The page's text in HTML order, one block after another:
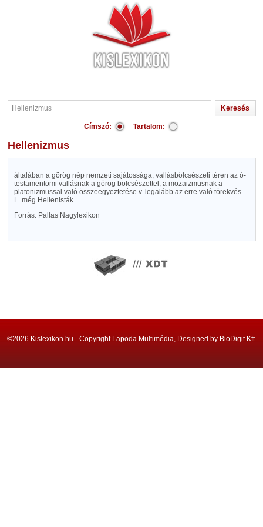
Címszó: Tartalom:
Hellenizmus
általában a görög nép nemzeti sajátossága; vallásbölcsészeti téren az ó-
testamentomi vallásnak a görög bölcsészettel, a mozaizmusnak a
platonizmussal való összeegyeztetése v. legalább az erre való törekvés.
L. még Hellenisták.
Forrás: Pallas Nagylexikon
©2026 Kislexikon.hu - Copyright Lapoda Multimédia, Designed by BioDigit Kft.